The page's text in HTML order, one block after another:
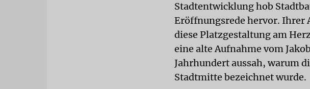
Stadtentwicklung hob
Eröffnungsrede hervor. Ihrer
diese Platzgestaltung am
eine alte Aufnahme vom
Jahrhundert aussah, warum
Stadtmitte bezeichnet wurde.